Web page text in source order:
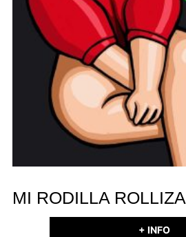
MI RODILLA ROLLIZA
+ INFO